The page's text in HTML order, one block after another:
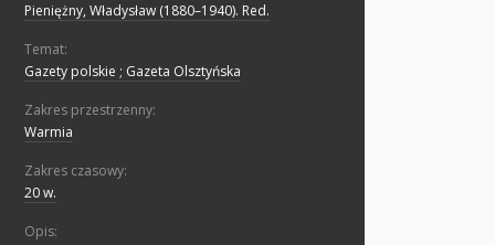
Pieniężny, Władysław (1880–1940). Red.
Temat:
Gazety polskie ; Gazeta Olsztyńska
Zakres przestrzenny:
Warmia
Zakres czasowy:
20 w.
Opis: